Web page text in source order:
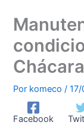
Por komeco/
Facebook